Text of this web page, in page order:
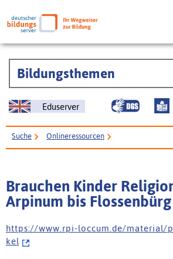
Bildungsthemen
Eduserver
Suche Onlineressourcen
Brauchen Kinder
Arpinum bis Flossenbürg
h t t p s : / / w w w . r p i - l o c c u m . d e / m a t e r i a l /
k e l